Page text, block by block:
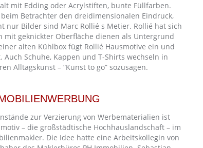
mit Edding oder Acrylstiften, bunte Füllfarben.
Betrachter den dreidimensionalen Eindruck,
nur Bilder sind Marc Rollié s Metier. Rollié hat sich
mit geknickter Oberfläche dienen als Untergrund
alten Kühlbox fügt Rollié Hausmotive ein und
Schuhe, Kappen und T-Shirts wechseln in
Alltagskunst – “Kunst to go” sozusagen.
zur Verzierung von Werbematerialien ist
– die großstädtische Hochhauslandschaft – im
Die Idee hatte eine Arbeitskollegin von